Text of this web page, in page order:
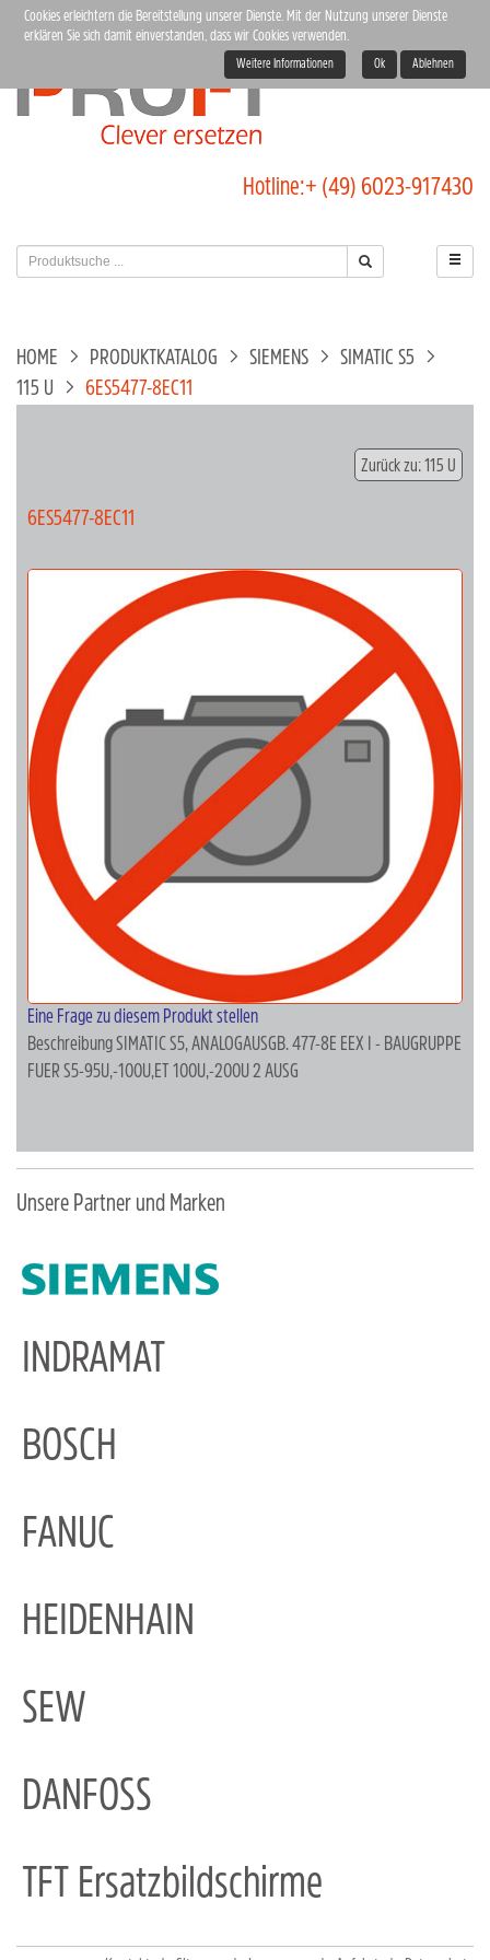
Hotline:+ (49) 6023-917430
HOME PRODUKTKATALOG SIEMENS
SIMATIC S5
115 U
6ES5477-8EC11
Zurück zu: 115 U
6ES5477-8EC11
Eine Frage zu diesem Produkt stellen
BeschreibungSIMATIC S5, ANALOGAUSGB. 477-8E EEX I - BAUGRUPPE
FUER S5-95U,-100U,ET 100U,-200U 2 AUSG
Unsere Partner und Marken
INDRAMAT
BOSCH
FANUC
HEIDENHAIN
SEW
DANFOSS
TFT Ersatzbildschirme
Cookies erleichtern die Bereitstellung unserer Dienste. Mit der Nutzung unserer Dienste
erklären Sie sich damit einverstanden, dass wir Cookies verwenden.
Weitere Informationen Ok Ablehnen